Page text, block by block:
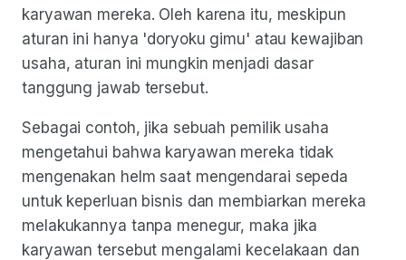
karyawan mereka. Oleh karena itu, meskipun
aturan ini hanya 'doryoku gimu' atau kewajiban
usaha, aturan ini mungkin menjadi dasar
tanggung jawab tersebut.
Sebagai contoh, jika sebuah pemilik usaha
mengetahui bahwa karyawan mereka tidak
mengenakan helm saat mengendarai sepeda
untuk keperluan bisnis dan membiarkan mereka
melakukannya tanpa menegur, maka jika
karyawan tersebut mengalami kecelakaan dan